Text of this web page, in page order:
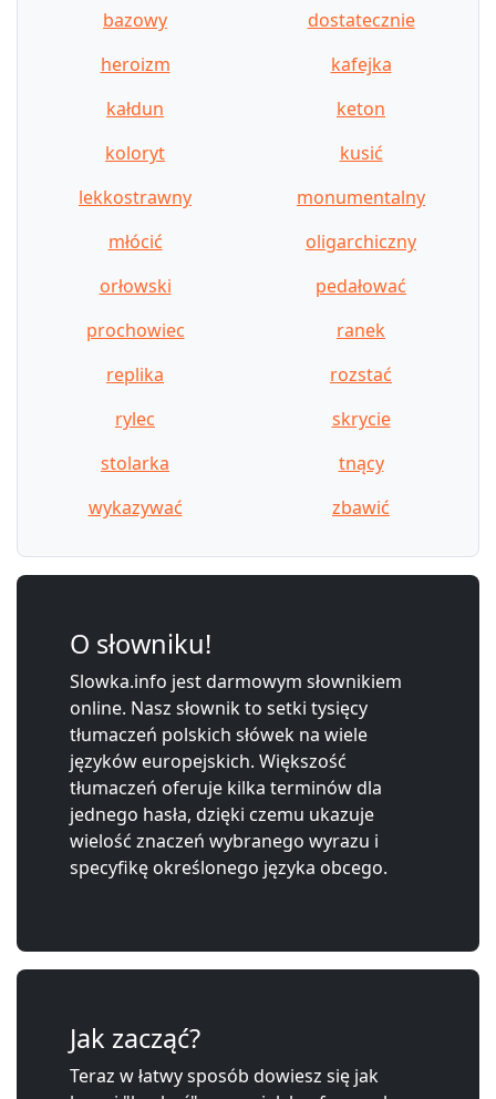
bazowy
dostatecznie
heroizm
kafejka
kałdun
keton
koloryt
kusić
lekkostrawny
monumentalny
młócić
oligarchiczny
orłowski
pedałować
prochowiec
ranek
replika
rozstać
rylec
skrycie
stolarka
tnący
wykazywać
zbawić
O słowniku!
Slowka.info jest darmowym słownikiem
online. Nasz słownik to setki tysięcy
tłumaczeń polskich słówek na wiele
języków europejskich. Większość
tłumaczeń oferuje kilka terminów dla
jednego hasła, dzięki czemu ukazuje
wielość znaczeń wybranego wyrazu i
specyfikę określonego języka obcego.
Jak zacząć?
Teraz w łatwy sposób dowiesz się jak